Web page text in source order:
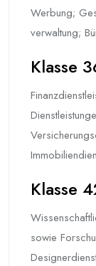
Werbung;
verwaltung;
Klasse
Klasse
sowie